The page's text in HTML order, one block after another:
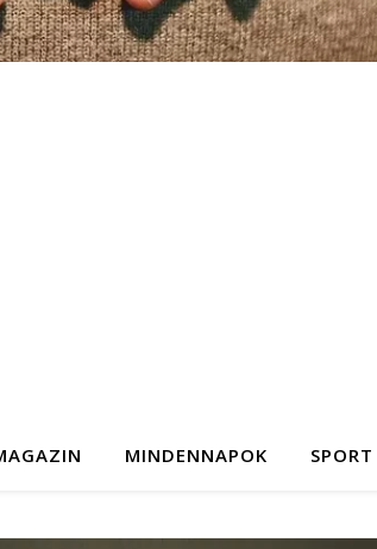
MINDENNAPOK SPORT